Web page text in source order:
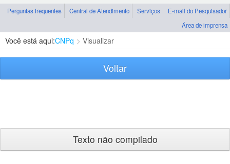
Perguntas frequentes Central de Atendimento Serviços
E-mail do Pesquisador
Área de imprensa
Você está aqui:CNPq Visualizar
Voltar
Texto não compilado